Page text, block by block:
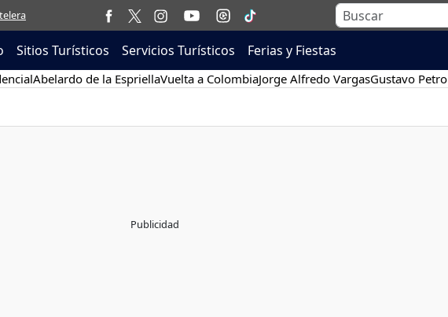
Sitios Turísticos Servicios Turísticos Ferias y Fiestas
Abelardo de la EspriellaVuelta a ColombiaJorge Alfredo VargasGustavo Petro